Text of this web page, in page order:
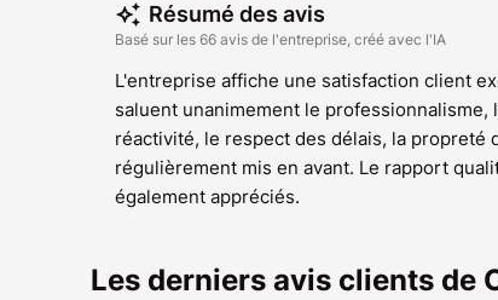
Résumé des avis
Basé sur les 66 avis de l'entreprise, créé avec l'IA
L'entreprise affiche une satisfaction client
saluent unanimement le
réactivité, le respect des délais, la
régulièrement mis en avant. Le rapport
également appréciés.
Les derniers avis clients de